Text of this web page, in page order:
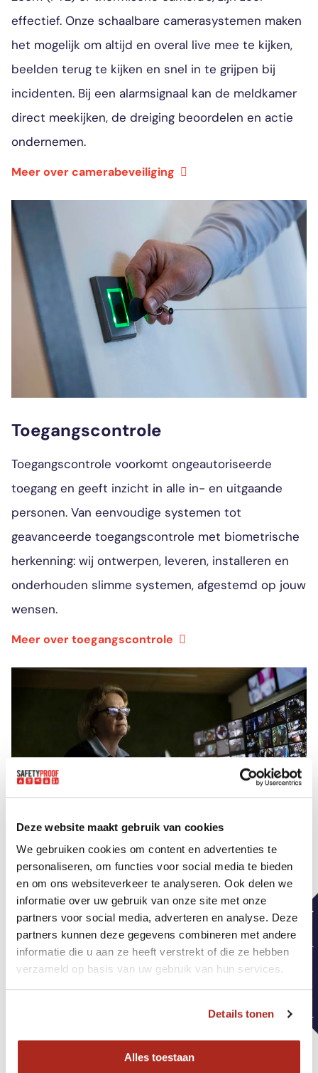
Deze website maakt gebruik van cookies
We gebruiken cookies om content en advertenties te
personaliseren, om functies voor social media te bieden
en om ons websiteverkeer te analyseren. Ook delen we
informatie over uw gebruik van onze site met onze
partners voor social media, adverteren en analyse. Deze
partners kunnen deze gegevens combineren met andere
informatie die u aan ze heeft verstrekt of die ze hebben
verzameld op basis van uw gebruik van hun services.
Details tonen
Alles toestaan
effectief. Onze schaalbare camerasystemen maken
het mogelijk om altijd en overal live mee te kijken,
beelden terug te kijken en snel in te grijpen bij
incidenten. Bij een alarmsignaal kan de meldkamer
direct meekijken, de dreiging beoordelen en actie
ondernemen.
Meer over camerabeveiliging
Toegangscontrole
Toegangscontrole voorkomt ongeautoriseerde
toegang en geeft inzicht in alle in- en uitgaande
personen. Van eenvoudige systemen tot
geavanceerde toegangscontrole met biometrische
herkenning: wij ontwerpen, leveren, installeren en
onderhouden slimme systemen, afgestemd op jouw
wensen.
Meer over toegangscontrole
Video Toezicht Centrale
Behoefte aan 24/7 toezicht en directe opvolging?
Onze Video Toezicht Centrale biedt uitkomst. Van
kleine locaties tot grootschalige gebouwen en
actie wanneer het telt!